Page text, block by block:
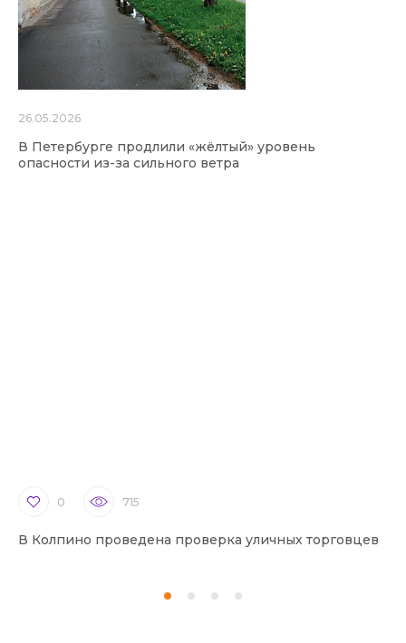
26.05.2026
В Петербурге продлили «жёлтый» уровень
опасности из-за сильного ветра
0 715
В Колпино проведена проверка уличных торговцев